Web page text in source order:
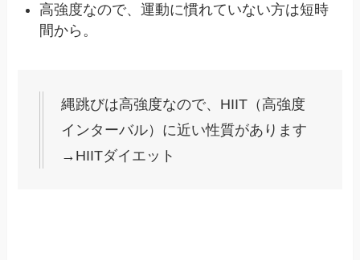
高強度なので、運動に慣れていない方は短時
間から。
縄跳びは高強度なので、HIIT（高強度
インターバル）に近い性質があります
→HIITダイエット